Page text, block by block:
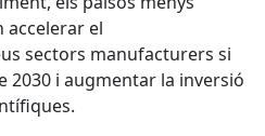
accelerar el
sectors manufacturers si
2030 i augmentar la inversió